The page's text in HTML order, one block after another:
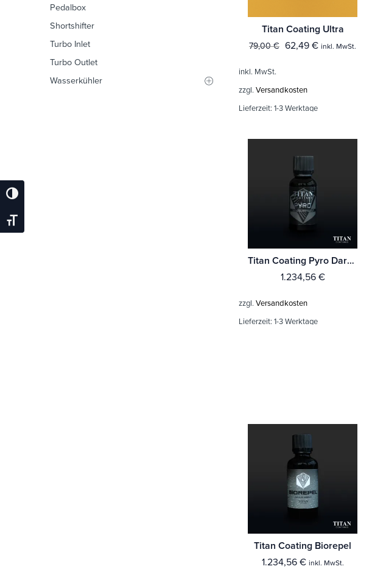
Umschalten Auf Hohe Kontraste
Schrift Vergrößern
Titan Coating Ultra
79,00€ 62,49 € inkl. MwSt.
inkl. MwSt.
zzgl. Versandkosten
Lieferzeit: 1-3 Werktage
Titan Coating Pyro Dark Matter
1.234,56 €
zzgl. Versandkosten
Lieferzeit: 1-3 Werktage
Titan Coating Biorepel
1.234,56 € inkl. MwSt.
Pedalbox
Shortshifter
Turbo Inlet
Turbo Outlet
Wasserkühler